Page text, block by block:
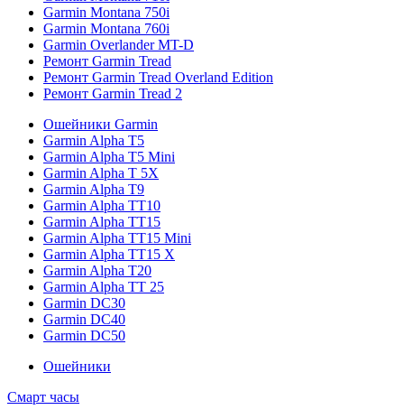
Garmin Montana 750i
Garmin Montana 760i
Garmin Overlander MT-D
Ремонт Garmin Tread
Ремонт Garmin Tread Overland Edition
Ремонт Garmin Tread 2
Ошейники Garmin
Garmin Alpha T5
Garmin Alpha T5 Mini
Garmin Alpha T 5X
Garmin Alpha T9
Garmin Alpha TT10
Garmin Alpha TT15
Garmin Alpha TT15 Mini
Garmin Alpha TT15 X
Garmin Alpha T20
Garmin Alpha TT 25
Garmin DC30
Garmin DC40
Garmin DC50
Ошейники
Смарт часы